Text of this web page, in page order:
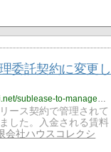
委託契約に変更し
ース契約で管理されて
した。入金される賃料
会社ハウスコレクシ